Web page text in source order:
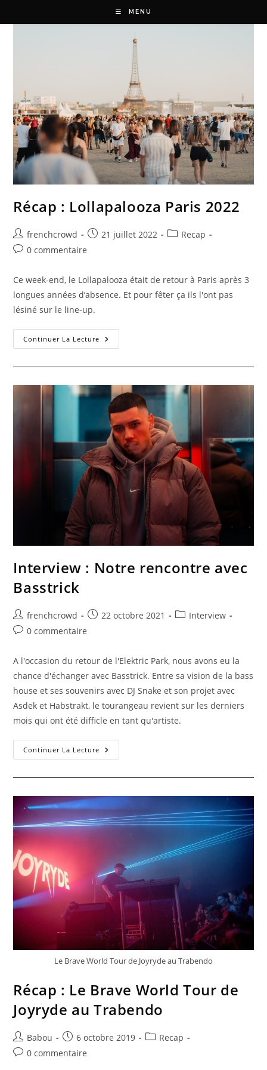
MENU
Récap : Lollapalooza Paris 2022
frenchcrowd 21 juillet 2022
Recap
0 commentaire
Ce week-end, le Lollapalooza était de retour à Paris après 3
longues années d’absence. Et pour fêter ça ils l'ont pas
lésiné sur le line-up.
Continuer La Lecture
Interview : Notre rencontre avec
Basstrick
frenchcrowd 22 octobre 2021
Interview
0 commentaire
A l'occasion du retour de l'Elektric Park, nous avons eu la
chance d'échanger avec Basstrick. Entre sa vision de la bass
house et ses souvenirs avec DJ Snake et son projet avec
Asdek et Habstrakt, le tourangeau revient sur les derniers
mois qui ont été difficle en tant qu'artiste.
Continuer La Lecture
Le Brave World Tour de Joyryde au Trabendo
Récap : Le Brave World Tour de
Joyryde au Trabendo
Babou 6 octobre 2019
Recap
0 commentaire